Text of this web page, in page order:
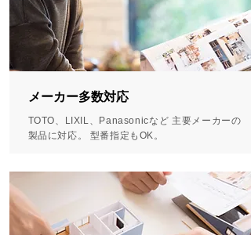
メーカー多数対応
TOTO、LIXIL、Panasonicなど 主要メーカーの
製品に対応。 型番指定もOK。